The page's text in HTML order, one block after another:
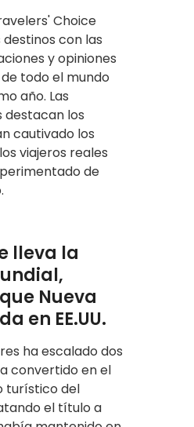
Choice
con las
y opiniones
todo el mundo
año. Las
destacan los
cautivado los
viajeros reales
de
lleva la
Nueva
en EE.UU.
ha escalado dos
convertido en el
turístico del
el título a